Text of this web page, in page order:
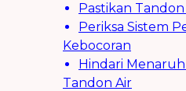
Pastikan
Periksa Sistem
Kebocoran
Hindari
Tandon Air